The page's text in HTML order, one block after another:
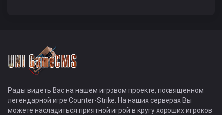
Рады видеть Вас на нашем игровом проекте, посвященном
легендарной игре Counter-Strike. На наших серверах Вы
можете насладиться приятной игрой в кругу хороших игроков